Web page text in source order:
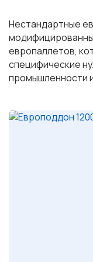
Нестандартные
европаллетов,
специфические
промышленности